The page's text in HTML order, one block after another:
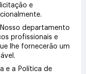
e
Nosso departamento
profissionais e
lhe fornecerão um
e a Política de